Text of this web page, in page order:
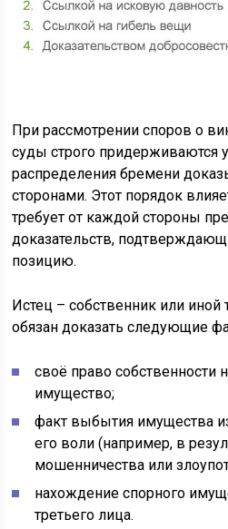
При рассмотрении споров о
суды строго придерживаются
распределения бремени
сторонами. Этот порядок
требует от каждой стороны
доказательств,
позицию.
Истец – собственник или
обязан доказать следующие
своё право собственности
имущество;
факт выбытия имущества
его воли (например, в
мошенничества или
нахождение спорного
третьего лица.